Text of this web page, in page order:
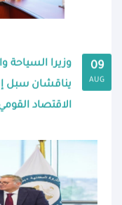
09
AUG
وزيرا السياحة
يناقشان سبل
الاقتصاد